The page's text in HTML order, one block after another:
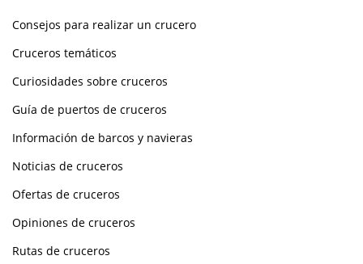
Consejos para realizar un crucero
Cruceros temáticos
Curiosidades sobre cruceros
Guía de puertos de cruceros
Información de barcos y navieras
Noticias de cruceros
Ofertas de cruceros
Opiniones de cruceros
Rutas de cruceros